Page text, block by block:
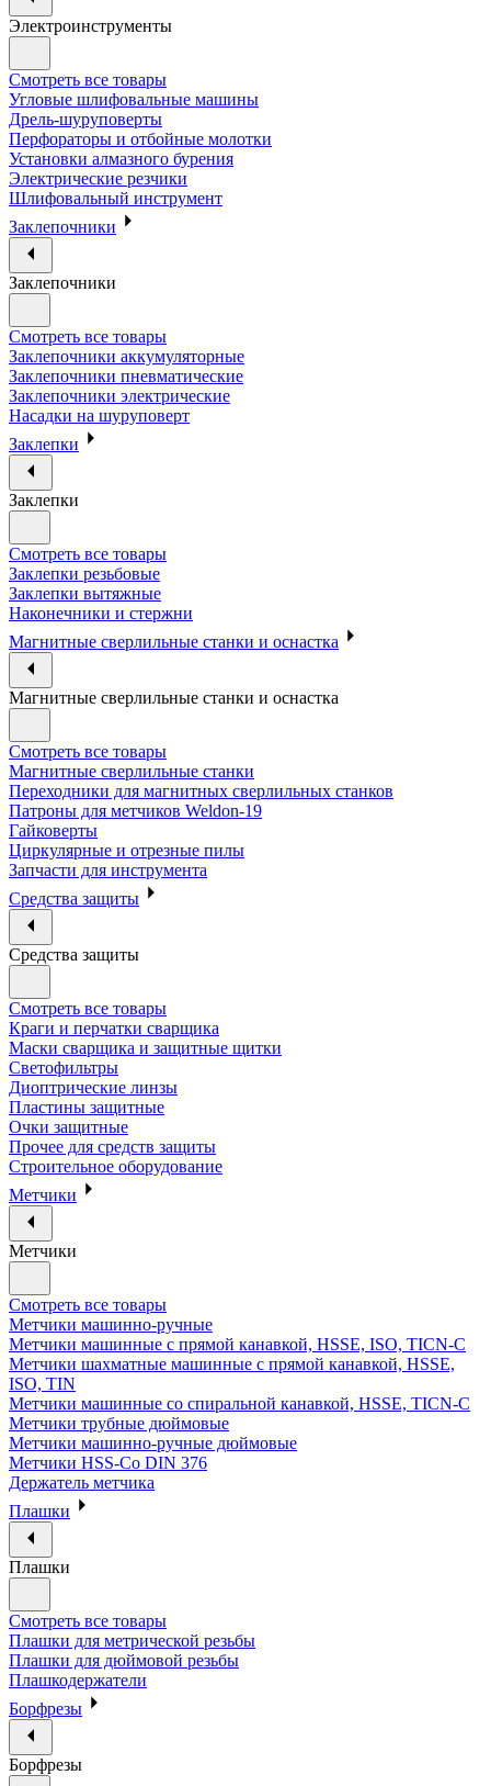
Электроинструменты
Смотреть все товары
Угловые шлифовальные машины
Дрель-шуруповерты
Перфораторы и отбойные молотки
Установки алмазного бурения
Электрические резчики
Шлифовальный инструмент
Заклепочники
Заклепочники
Смотреть все товары
Заклепочники аккумуляторные
Заклепочники пневматические
Заклепочники электрические
Насадки на шуруповерт
Заклепки
Заклепки
Смотреть все товары
Заклепки резьбовые
Заклепки вытяжные
Наконечники и стержни
Магнитные сверлильные станки и оснастка
Магнитные сверлильные станки и оснастка
Смотреть все товары
Магнитные сверлильные станки
Переходники для магнитных сверлильных станков
Патроны для метчиков Weldon-19
Гайковерты
Циркулярные и отрезные пилы
Запчасти для инструмента
Средства защиты
Средства защиты
Смотреть все товары
Краги и перчатки сварщика
Маски сварщика и защитные щитки
Светофильтры
Диоптрические линзы
Пластины защитные
Очки защитные
Прочее для средств защиты
Строительное оборудование
Метчики
Метчики
Смотреть все товары
Метчики машинно-ручные
Метчики машинные с прямой канавкой, HSSE, ISO, TICN-C
Метчики шахматные машинные с прямой канавкой, HSSE,
ISO, TIN
Метчики машинные со спиральной канавкой, HSSE, TICN-C
Метчики трубные дюймовые
Метчики машинно-ручные дюймовые
Метчики HSS-Co DIN 376
Держатель метчика
Плашки
Плашки
Смотреть все товары
Плашки для метрической резьбы
Плашки для дюймовой резьбы
Плашкодержатели
Борфрезы
Борфрезы